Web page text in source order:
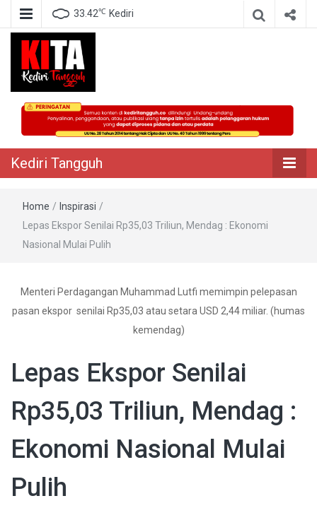
33.42℃ Kediri
Kediri Tangguh
Berita Akurat Terpercaya
Kediri Tangguh
Home / Inspirasi /
Lepas Ekspor Senilai Rp35,03 Triliun, Mendag : Ekonomi
Nasional Mulai Pulih
Menteri Perdagangan Muhammad Lutfi memimpin pelepasan
pasan ekspor senilai Rp35,03 atau setara USD 2,44 miliar. (humas
kemendag)
Lepas Ekspor Senilai
Rp35,03 Triliun, Mendag :
Ekonomi Nasional Mulai
Pulih